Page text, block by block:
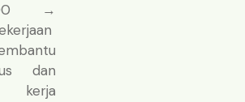
→
dan
kerja